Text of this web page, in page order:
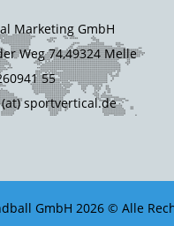
Marketing GmbH
Weg 74,49324 Melle
55
sportvertical.de
GmbH 2026 © Alle